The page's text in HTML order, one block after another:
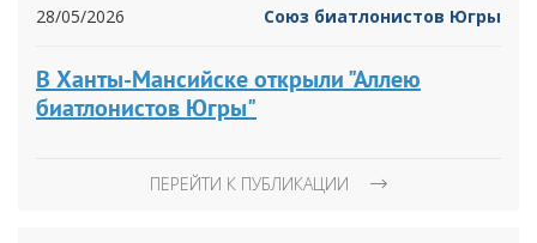
28/05/2026 Союз биатлонистов Югры
В Ханты-Мансийске открыли "Аллею
биатлонистов Югры"
ПЕРЕЙТИ К ПУБЛИКАЦИИ